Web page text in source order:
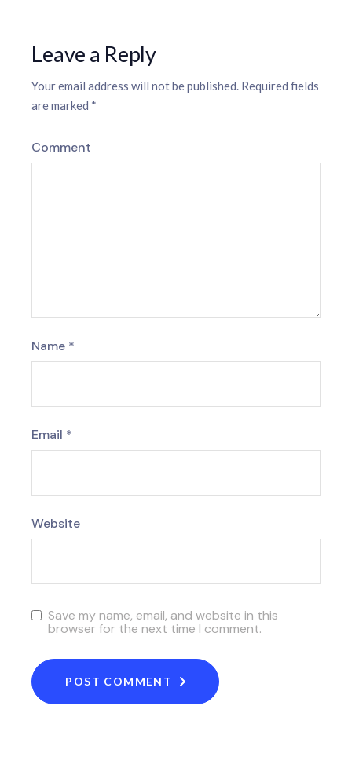
Leave a Reply
Your email address will not be published. Required fields
are marked *
Comment
Name *
Email *
Website
Save my name, email, and website in this
browser for the next time I comment.
POST COMMENT